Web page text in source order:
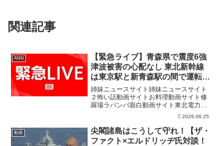
関連記事
ANN
【緊急ライブ】青森県で震度6強
津波被害の心配なし 東北新幹線
は東京駅と新青森駅の間で運転を
見合わせ【LIVE】(2026年6月25
日) ANN/テレ朝
姉妹ニュースサイト姉妹ニュースサイト
２怖い話動画サイトお料理動画サイト修
羅場ラバンバ面白動画サイト東北電力に
よりますとこの地震で現在のところ、宮
城県にある女川原発に異常は確認できて
いないということです。ＪＲ東日本によ
りますと、この地震の影響...
2026.06.25
動画
尖閣諸島はこうして守れ！【ザ・
ファクト×エルドリッヂ氏対談！